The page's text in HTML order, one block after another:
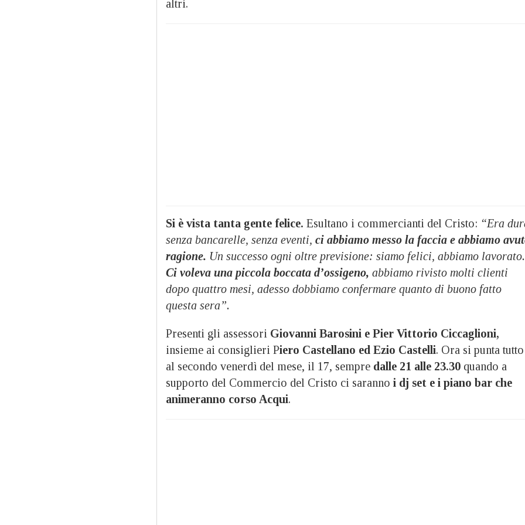
altri.
Si è vista tanta gente felice. Esultano i commercianti del Cristo: “Era
senza bancarelle, senza eventi, ci abbiamo messo la faccia e abbiamo
ragione. Un successo ogni oltre previsione: siamo felici, abbiamo lavorato.
Ci voleva una piccola boccata d’ossigeno, abbiamo rivisto molti clienti
dopo quattro mesi, adesso dobbiamo confermare quanto di buono fatto
questa sera”.
Presenti gli assessori Giovanni Barosini e Pier Vittorio Ciccaglioni,
insieme ai consiglieri Piero Castellano ed Ezio Castelli. Ora si punta tutto
al secondo venerdì del mese, il 17, sempre dalle 21 alle 23.30 quando a
supporto del Commercio del Cristo ci saranno i dj set e i piano bar che
animeranno corso Acqui.